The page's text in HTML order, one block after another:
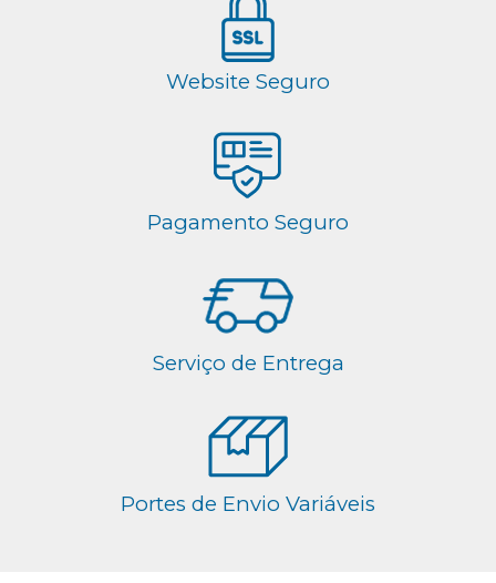
Website Seguro
Pagamento Seguro
Serviço de Entrega
Portes de Envio Variáveis